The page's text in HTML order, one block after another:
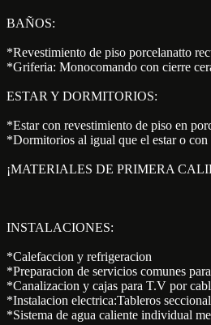
BAÑOS:
*Revestimiento de piso porcelanatto
*Griferia: Monocomando con cierre
ESTAR Y DORMITORIOS:
*Estar con revestimiento de piso en
*Dormitorios al igual que el estar o con
¡MATERIALES DE PRIMERA
INSTALACIONES:
*Calefaccion y refrigeracion
*Preparacion de servicios comunes
*Canalizacion y cajas para T.V por
*Instalacion electrica:Tableros
*Sistema de agua caliente individual